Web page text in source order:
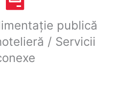
publică
/ Servicii